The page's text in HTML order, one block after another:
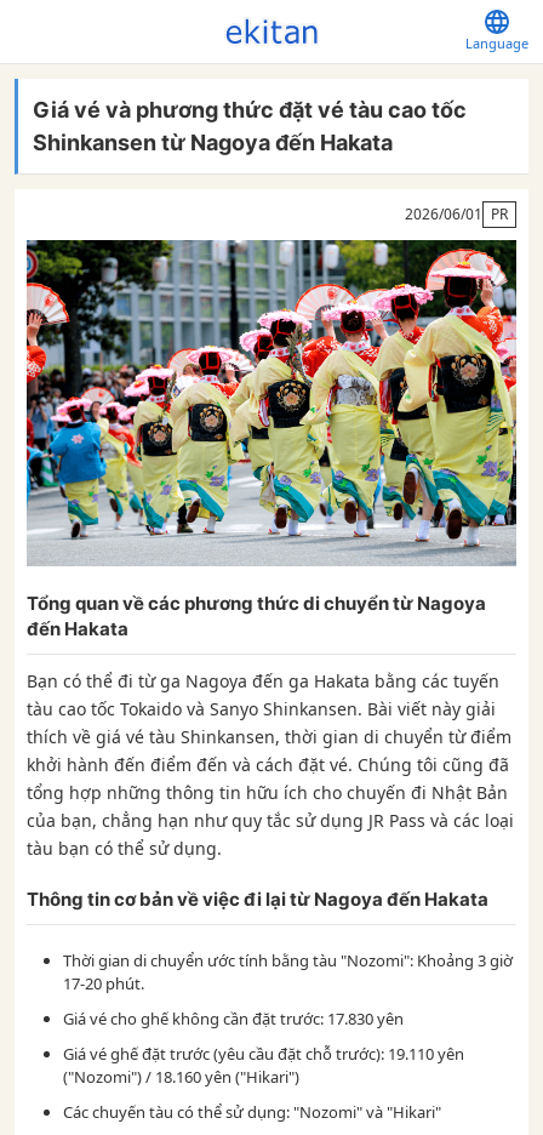
Language
Giá vé và phương thức đặt vé tàu cao tốc
Shinkansen từ Nagoya đến Hakata
2026/06/01 PR
Tổng quan về các phương thức di chuyển từ Nagoya
đến Hakata
Bạn có thể đi từ ga Nagoya đến ga Hakata bằng các tuyến
tàu cao tốc Tokaido và Sanyo Shinkansen. Bài viết này giải
thích về giá vé tàu Shinkansen, thời gian di chuyển từ điểm
khởi hành đến điểm đến và cách đặt vé. Chúng tôi cũng đã
tổng hợp những thông tin hữu ích cho chuyến đi Nhật Bản
của bạn, chẳng hạn như quy tắc sử dụng JR Pass và các loại
tàu bạn có thể sử dụng.
Thông tin cơ bản về việc đi lại từ Nagoya đến Hakata
Thời gian di chuyển ước tính bằng tàu "Nozomi": Khoảng 3 giờ
17-20 phút.
Giá vé cho ghế không cần đặt trước: 17.830 yên
Giá vé ghế đặt trước (yêu cầu đặt chỗ trước): 19.110 yên
("Nozomi") / 18.160 yên ("Hikari")
Các chuyến tàu có thể sử dụng: "Nozomi" và "Hikari"